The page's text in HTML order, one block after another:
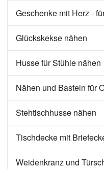
Geschenke mit Herz -
Glückskekse nähen
Husse für Stühle nähen
Nähen und Basteln für
Stehtischhusse nähen
Tischdecke mit
Weidenkranz und